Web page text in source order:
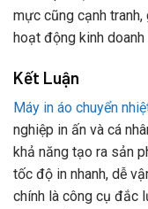
mực cũng cạnh
hoạt động kinh doanh
Kết Luận
Máy in áo chuyển
nghiệp in ấn và cá
khả năng tạo ra sản
tốc độ in nhanh, dễ
chính là công cụ đắc